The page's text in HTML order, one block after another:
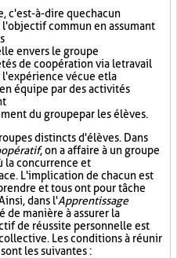
c'est-à-dire que chacun
commun en assumant
envers le groupe
de coopération via le travail
vécue et la
équipe par des activités
du groupe par les élèves.
distincts d'élèves. Dans
, on a affaire à un groupe
la concurrence et
L'implication de chacun est
et tous ont pour tâche
dans l'Apprentissage
de manière à assurer la
de réussite personnelle est
Les conditions à réunir
les suivantes :